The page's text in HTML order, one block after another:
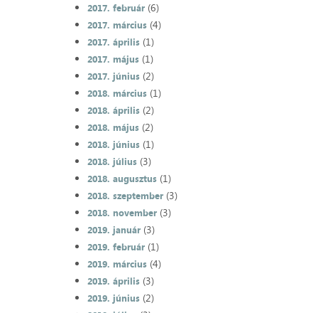
2017. február(6)
2017. március(4)
2017. április(1)
2017. május(1)
2017. június(2)
2018. március(1)
2018. április(2)
2018. május(2)
2018. június(1)
2018. július(3)
2018. augusztus(1)
2018. szeptember(3)
2018. november(3)
2019. január(3)
2019. február(1)
2019. március(4)
2019. április(3)
2019. június(2)